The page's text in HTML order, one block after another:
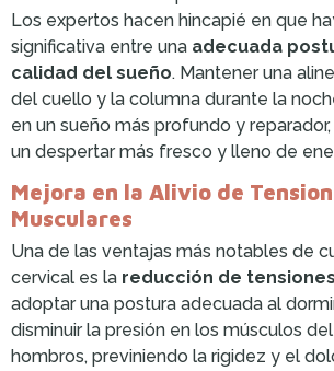
Los expertos hacen hincapié en que
significativa entre una adecuada
calidad del sueño. Mantener una
del cuello y la columna durante la
en un sueño más profundo y
un despertar más fresco y lleno de
Mejora en la Alivio de
Musculares
Una de las ventajas más notables de
cervical es la reducción de
adoptar una postura adecuada al
disminuir la presión en los músculos
hombros, previniendo la rigidez y el